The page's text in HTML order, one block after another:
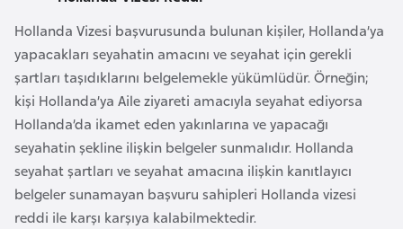
Hollanda Vizesi başvurusunda bulunan kişiler, Hollanda’ya
yapacakları seyahatin amacını ve seyahat için gerekli
şartları taşıdıklarını belgelemekle yükümlüdür. Örneğin;
kişi Hollanda’ya Aile ziyareti amacıyla seyahat ediyorsa
Hollanda’da ikamet eden yakınlarına ve yapacağı
seyahatin şekline ilişkin belgeler sunmalıdır. Hollanda
seyahat şartları ve seyahat amacına ilişkin kanıtlayıcı
belgeler sunamayan başvuru sahipleri Hollanda vizesi
reddi ile karşı karşıya kalabilmektedir.
a
n
g
l
a
d
e
ş